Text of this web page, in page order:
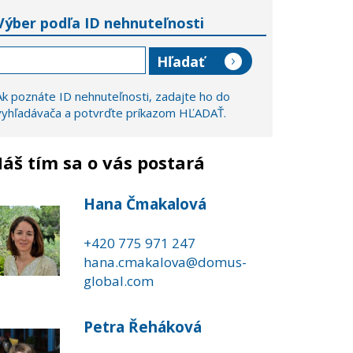
podľa ID nehnuteľnosti
poznáte ID nehnuteľnosti, zadajte ho do
a potvrďte príkazom HĽADAŤ.
tím sa o vás postará
Hana Čmakalová
+420 775 971 247
hana.cmakalova@domus-
global.com
Petra Řeháková